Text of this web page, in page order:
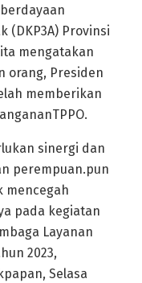
(DKP3A) Provinsi
mengatakan
orang, Presiden
memberikan
sinergi dan
perempuan.pun
mencegah
pada kegiatan
Layanan
2023,
Selasa